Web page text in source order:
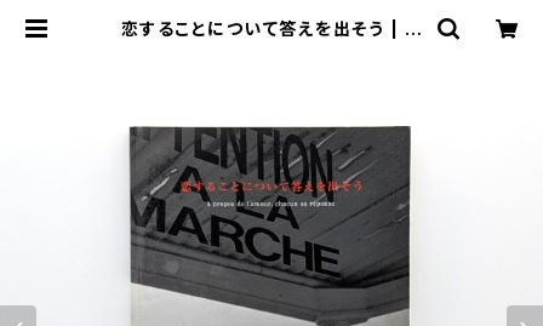
恋することについて答えを出そう | ま